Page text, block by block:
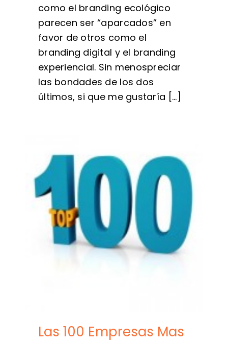
como el branding ecológico
parecen ser “aparcados” en
favor de otros como el
branding digital y el branding
experiencial. Sin menospreciar
las bondades de los dos
últimos, si que me gustaría [...]
Las 100 Empresas Mas